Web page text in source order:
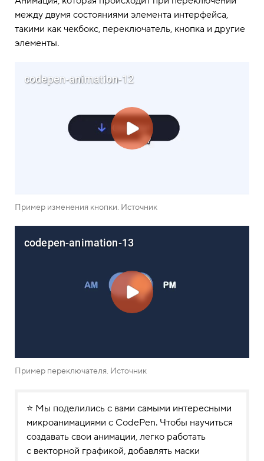
между двумя состояниями элемента интерфейса,
такими как чекбокс, переключатель, кнопка и другие
элементы.
Пример изменения кнопки. Источник
Пример переключателя. Источник
⭐ Мы поделились с вами самыми интересными
микроанимациями с CodePen. Чтобы научиться
создавать свои анимации, легко работать
с векторной графикой, добавлять маски